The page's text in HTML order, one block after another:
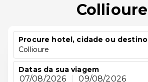
Collioure
Procure hotel, cidade ou destino
Collioure
Datas da sua viagem
07/08/2026 09/08/2026